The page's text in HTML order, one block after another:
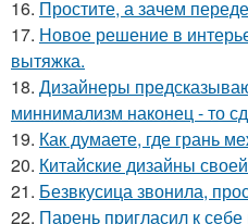
16. Простите, а зачем
17. Новое решение в
вытяжка.
18. Дизайнеры
миннимализм наконец - то
19. Как думаете, где грань
20. Китайские дизайны
21. Безвкусица звонила,
22. Парень пригласил к